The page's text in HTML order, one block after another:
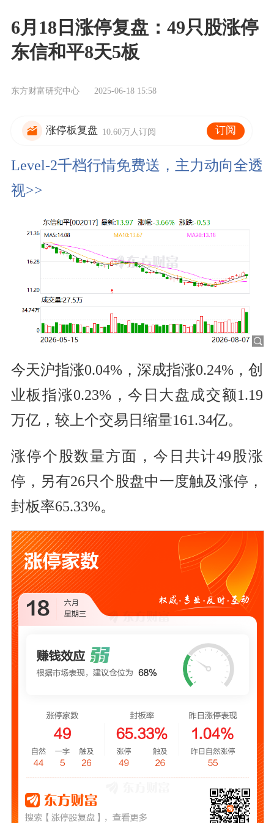
6月18日涨停复盘：49只股涨停
东信和平8天5板
东方财富研究中心 2025-06-18 15:58
涨停板复盘 10.60万人订阅 订阅
Level-2千档行情免费送，主力动向全透
视>>
今天沪指涨0.04%，深成指涨0.24%，创
业板指涨0.23%，今日大盘成交额1.19
万亿，较上个交易日缩量161.34亿。
涨停个股数量方面，今日共计49股涨
停，另有26只个股盘中一度触及涨停，
封板率65.33%。